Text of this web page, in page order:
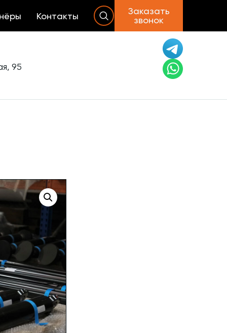
Контакты
Заказать
звонок
95